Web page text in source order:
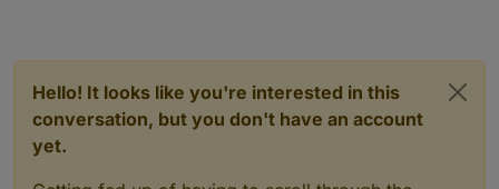
Hello! It looks like you're interested in this
conversation, but you don't have an account
yet.